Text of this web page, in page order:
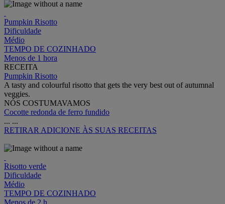
Pumpkin Risotto
Dificuldade
Médio
TEMPO DE COZINHADO
Menos de 1 hora
RECEITA
Pumpkin Risotto
A tasty and colourful risotto that gets the very best out of autumnal
veggies.
NÓS COSTUMAVAMOS
Cocotte redonda de ferro fundido
... ...
RETIRAR ADICIONE ÀS SUAS RECEITAS
Risotto verde
Dificuldade
Médio
TEMPO DE COZINHADO